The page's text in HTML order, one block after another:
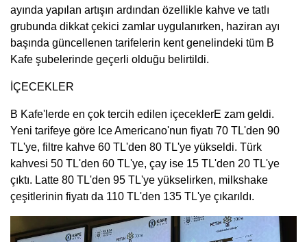
ayında yapılan artışın ardından özellikle kahve ve tatlı
grubunda dikkat çekici zamlar uygulanırken, haziran ayı
başında güncellenen tarifelerin kent genelindeki tüm B
Kafe şubelerinde geçerli olduğu belirtildi.
İÇECEKLER
B Kafe'lerde en çok tercih edilen içeceklerE zam geldi.
Yeni tarifeye göre Ice Americano'nun fiyatı 70 TL'den 90
TL'ye, filtre kahve 60 TL'den 80 TL'ye yükseldi. Türk
kahvesi 50 TL'den 60 TL'ye, çay ise 15 TL'den 20 TL'ye
çıktı. Latte 80 TL'den 95 TL'ye yükselirken, milkshake
çeşitlerinin fiyatı da 110 TL'den 135 TL'ye çıkarıldı.